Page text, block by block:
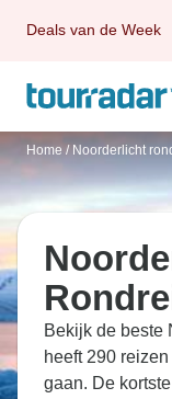
Deals van de Week
Home / Noorderlicht
Bekijk de beste
heeft 290
gaan. De